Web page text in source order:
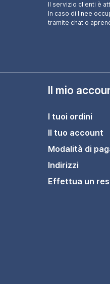
Il servizio clienti è
In caso di linee
tramite chat o
Il mio
I tuoi ordini
Il tuo account
Modalità di
Indirizzi
Effettua un